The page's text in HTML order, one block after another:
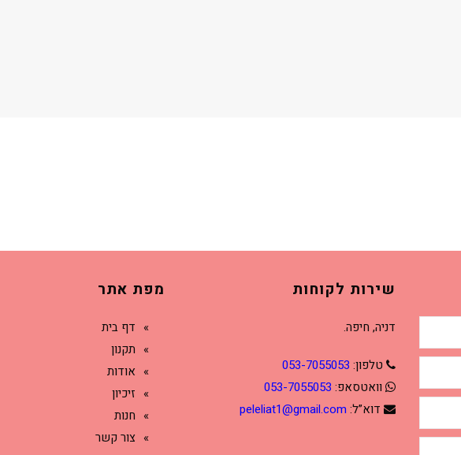
שירות לקוחות
דניה, חיפה.
טלפון: 053-7055053
וואטסאפ: 053-7055053
דוא”ל: peleliat1@gmail.com
מפת אתר
דף בית
תקנון
אודות
זיכיון
חנות
צור קשר